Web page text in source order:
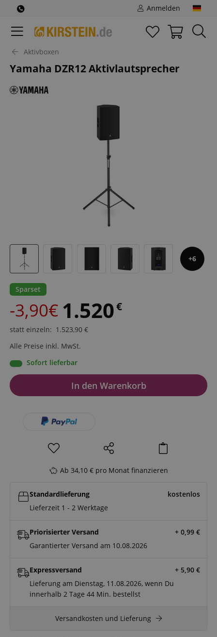
Anmelden
Aktivboxen
Yamaha DZR12 Aktivlautsprecher
6
Sparset
-3,90€ 1.520€
statt einzeln: 1.523,90 €
Alle Preise inkl. MwSt.
Sofort lieferbar
In den Warenkorb
Ab 34,10 € pro Monat finanzieren
Standardlieferung
kostenlos
Lieferzeit 1 - 2 Werktage
Priorisierter Versand + 0,99 €
Garantierter Versand am 10.08.2026
Expressversand + 5,90 €
Lieferung am Dienstag, 11.08.2026, wenn Du
innerhalb2 Tage 44 Min. bestellst
Versandkosten und Lieferung